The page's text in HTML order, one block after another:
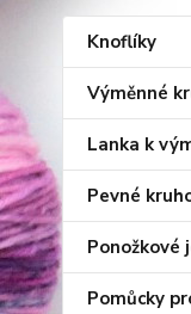
Knoflíky
Výměnné
Lanka k
Pevné
Ponožkové
Pomůcky